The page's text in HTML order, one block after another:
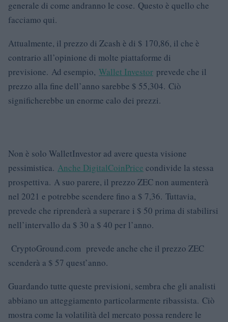
generale di come andranno le cose. Questo è quello che
facciamo qui.
Attualmente, il prezzo di Zcash è di $ 170,86, il che è
contrario all’opinione di molte piattaforme di
previsione. Ad esempio, Wallet Investor prevede che il
prezzo alla fine dell’anno sarebbe $ 55,304. Ciò
significherebbe un enorme calo dei prezzi.
Non è solo WalletInvestor ad avere questa visione
pessimistica. Anche DigitalCoinPrice condivide la stessa
prospettiva. A suo parere, il prezzo ZEC non aumenterà
nel 2021 e potrebbe scendere fino a $ 7,36. Tuttavia,
prevede che riprenderà a superare i $ 50 prima di stabilirsi
nell’intervallo da $ 30 a $ 40 per l’anno.
CryptoGround.com prevede anche che il prezzo ZEC
scenderà a $ 57 quest’anno.
Guardando tutte queste previsioni, sembra che gli analisti
abbiano un atteggiamento particolarmente ribassista. Ciò
mostra come la volatilità del mercato possa rendere le